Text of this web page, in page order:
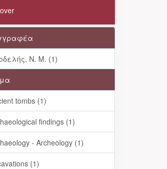
Ν. Μ. (1)
tombs (1)
findings (1)
- Archeology (1)
(1)